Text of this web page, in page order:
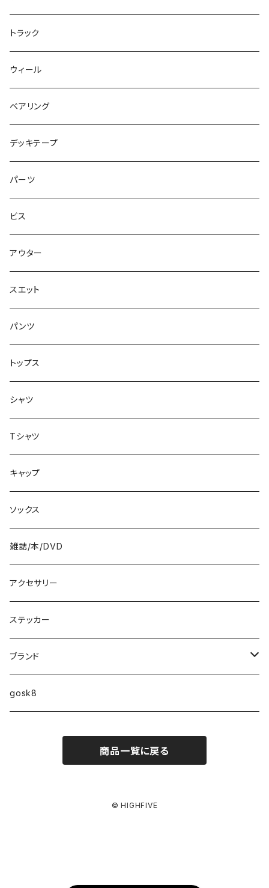
パンツ
キャップ
アウター
シャツ
トップス
スエット
ソックス
アンダーウェア
アクセサリー
シューズ
バッグ
NIKE SB ISHOD2
NIKE SB PS8
NIKE SB DUNK
NM933
ゴツいシューズ最高！
Small Shoes
エントリーモデルコンプリート
7.7インチ
8インチ
8.2インチ
7インチ
7.2インチ
7.3インチ
7.5インチ
7.7インチ
7.8インチ
7.9インチ
8インチ
8.1インチ
8.2インチ
8.3インチ
8.4インチ
8.5インチ
8.6インチ
8.7インチ
9インチ
9.2インチ
10インチ
ファンシェイプ
トラック
ウィール
ベアリング
デッキテープ
パーツ
ビス
アウター
スエット
パンツ
トップス
シャツ
Tシャツ
キャップ
ソックス
雑誌/本/DVD
アクセサリー
ステッカー
ブランド
HIGHFIVE
MELLOW CONCAVE LOVERS CLUB
NIKE SB ISHOD COLLECTION
gosk8
商品一覧に戻る
© HIGHFIVE